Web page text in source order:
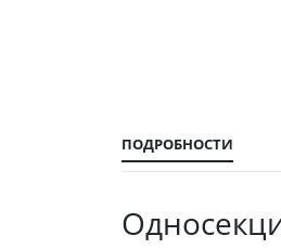
ПОДРОБНОСТИ